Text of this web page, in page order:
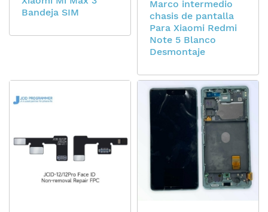
Bandeja SIM
Marco intermedio
chasis de pantalla
Para Xiaomi Redmi
Note 5 Blanco
Desmontaje